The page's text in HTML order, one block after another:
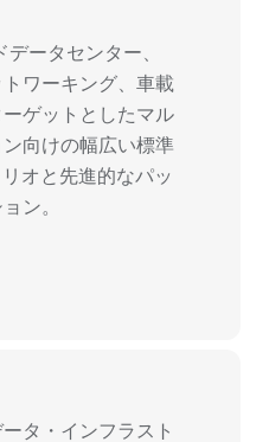
ータセンター、
ワーキング、車載
ゲットとしたマル
向けの幅広い標準
オと先進的なパッ
ン。
タ・インフラスト